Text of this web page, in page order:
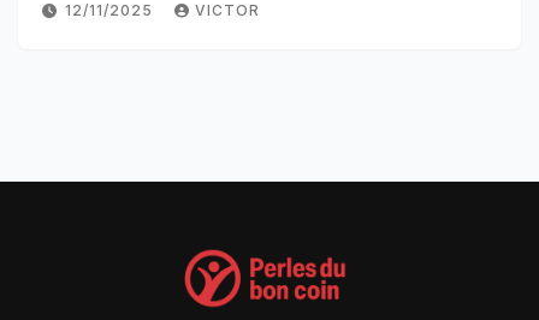
12/11/2025 VICTOR